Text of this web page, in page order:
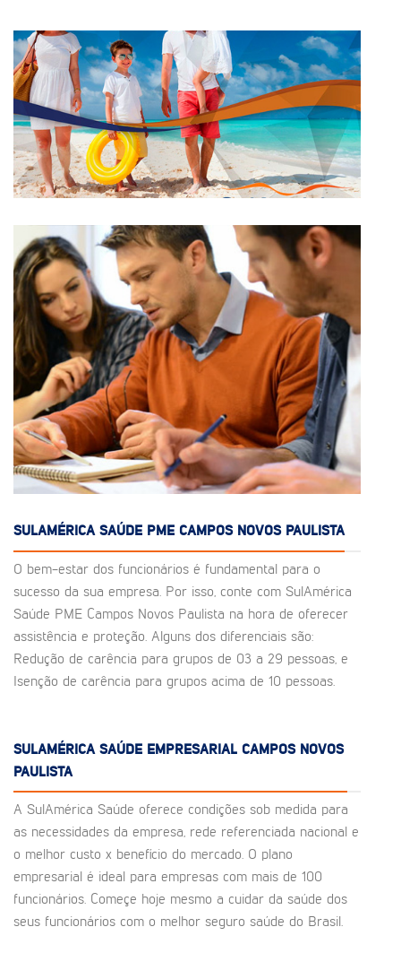
SULAMÉRICA SAÚDE PME CAMPOS NOVOS PAULISTA
O bem-estar dos funcionários é fundamental para o
sucesso da sua empresa. Por isso, conte com SulAmérica
Saúde PME Campos Novos Paulista na hora de oferecer
assistência e proteção. Alguns dos diferenciais são:
Redução de carência para grupos de 03 a 29 pessoas, e
Isenção de carência para grupos acima de 10 pessoas.
SULAMÉRICA SAÚDE EMPRESARIAL CAMPOS NOVOS
PAULISTA
A SulAmérica Saúde oferece condições sob medida para
as necessidades da empresa, rede referenciada nacional e
o melhor custo x benefício do mercado. O plano
empresarial é ideal para empresas com mais de 100
funcionários. Começe hoje mesmo a cuidar da saúde dos
seus funcionários com o melhor seguro saúde do Brasil.